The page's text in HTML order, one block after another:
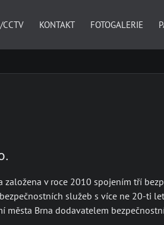
CCTV KONTAKT FOTOGALERIE
v roce 2010 spojením tří
služeb s více ne 20-ti
města Brna dodavatelem